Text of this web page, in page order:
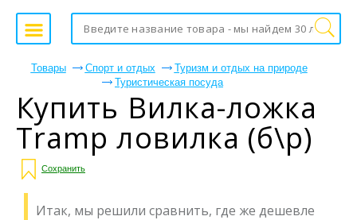
Товары Спорт и отдых
Туризм и отдых на природе
Туристическая посуда
Купить Вилка-ложка
Tramp ловилка (б\р)
Сохранить
Итак, мы решили сравнить, где же дешевле